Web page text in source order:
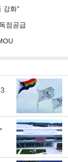
강화"
점공급